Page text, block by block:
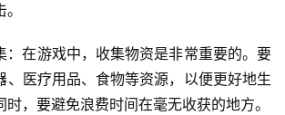
：在游戏中，收集物资是非常重要的。要
、医疗用品、食物等资源，以便更好地生
时，要避免浪费时间在毫无收获的地方。